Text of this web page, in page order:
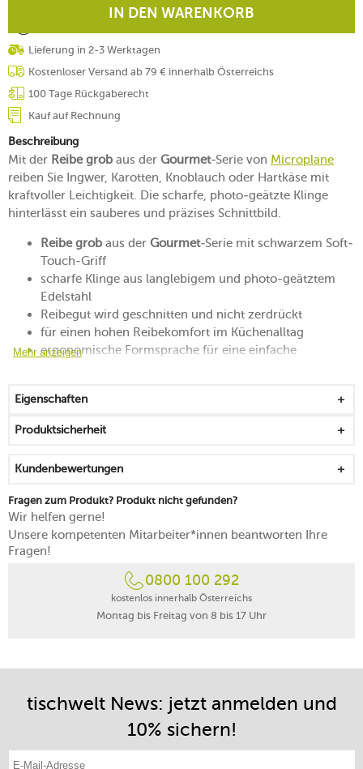
IN DEN WARENKORB
Lieferung in 2-3 Werktagen
Kostenloser Versand ab 79 € innerhalb Österreichs
100 Tage Rückgaberecht
Kauf auf Rechnung
Beschreibung
Mit der Reibe grob aus der Gourmet-Serie von Microplane
reiben Sie Ingwer, Karotten, Knoblauch oder Hartkäse mit
kraftvoller Leichtigkeit. Die scharfe, photo-geätzte Klinge
hinterlässt ein sauberes und präzises Schnittbild.
Reibe grob aus der Gourmet-Serie mit schwarzem Soft-
Touch-Griff
scharfe Klinge aus langlebigem und photo-geätztem
Edelstahl
Reibegut wird geschnitten und nicht zerdrückt
für einen hohen Reibekomfort im Küchenalltag
ergonomische Formsprache für eine einfache
mit Schutzhülle für eine sichere und klingenschonende
Lagerung
spülmaschinengeeignet, außer Schutzhülle
Mehr anzeigen
Eigenschaften
Produktsicherheit
Kundenbewertungen
Fragen zum Produkt? Produkt nicht gefunden?
Wir helfen gerne!
Unsere kompetenten Mitarbeiter*innen beantworten Ihre
Fragen!
0800 100 292
kostenlos innerhalb Österreichs
Montag bis Freitag von 8 bis 17 Uhr
tischwelt News: jetzt anmelden und
10% sichern!